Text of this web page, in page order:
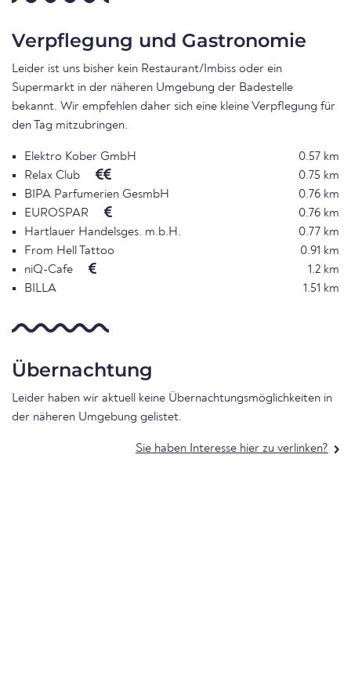
Verpflegung und Gastronomie
Leider ist uns bisher kein Restaurant/Imbiss oder ein
Supermarkt in der näheren Umgebung der Badestelle
bekannt. Wir empfehlen daher sich eine kleine Verpflegung für
den Tag mitzubringen.
Elektro Kober GmbH
0.57 km
Relax Club
0.75 km
BIPA Parfumerien GesmbH
0.76 km
EUROSPAR
0.76 km
Hartlauer Handelsges. m.b.H.
0.77 km
From Hell Tattoo
0.91 km
niQ-Cafe
1.2 km
BILLA
1.51 km
Übernachtung
Leider haben wir aktuell keine Übernachtungsmöglichkeiten in
der näheren Umgebung gelistet.
Sie haben Interesse hier zu verlinken?